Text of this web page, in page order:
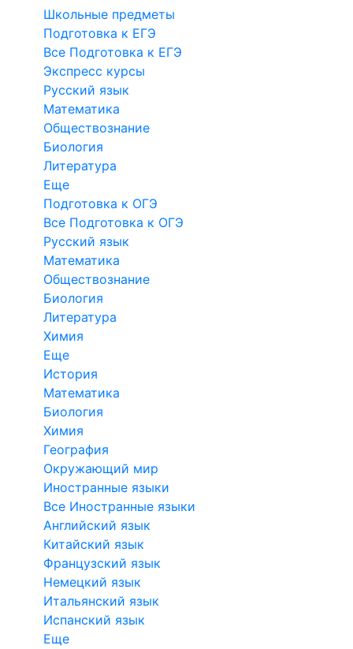
Школьные предметы
Подготовка к ЕГЭ
Все Подготовка к ЕГЭ
Экспресс курсы
Русский язык
Математика
Обществознание
Биология
Литература
Еще
Подготовка к ОГЭ
Все Подготовка к ОГЭ
Русский язык
Математика
Обществознание
Биология
Литература
Химия
Еще
История
Математика
Биология
Химия
География
Окружающий мир
Иностранные языки
Все Иностранные языки
Английский язык
Китайский язык
Французский язык
Немецкий язык
Итальянский язык
Испанский язык
Еще